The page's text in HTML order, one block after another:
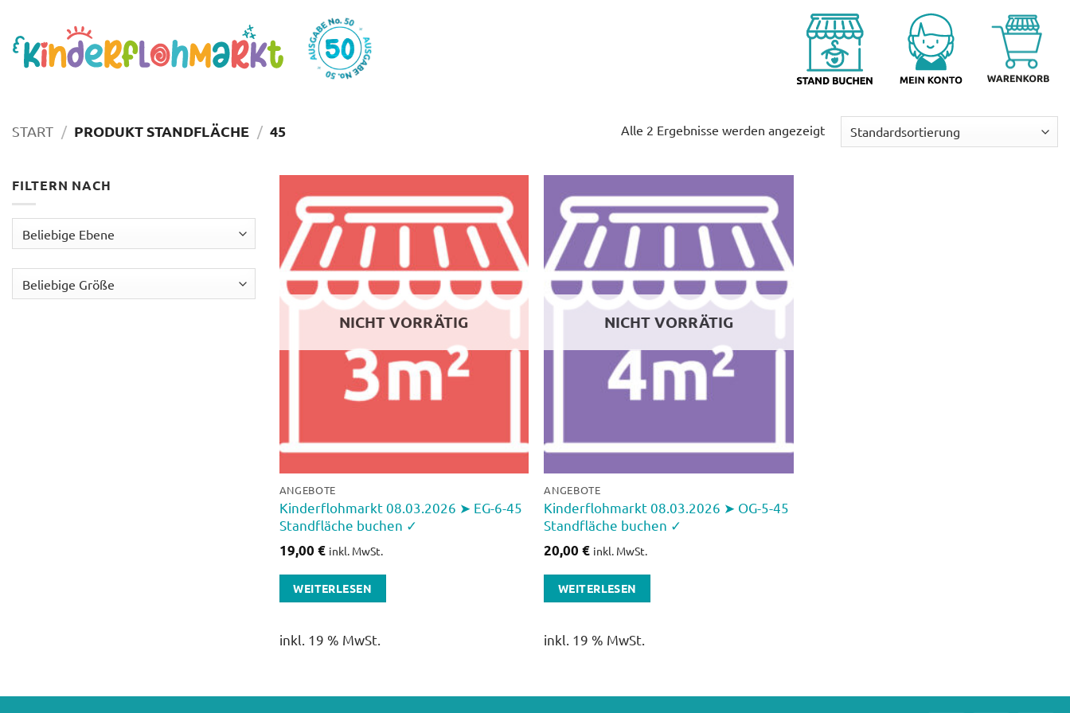
springen
START / PRODUKT STANDFLÄCHE / 45 Alle 2 Ergebnisse werden angezeigt
FILTERN NACH
NICHT VORRÄTIG
ANGEBOTE
Kinderflohmarkt 08.03.2026 ➤ EG-6-45
Standfläche buchen ✓
19,00 € inkl. MwSt.
WEITERLESEN
inkl. 19 % MwSt.
NICHT VORRÄTIG
ANGEBOTE
Kinderflohmarkt 08.03.2026 ➤ OG-5-45
Standfläche buchen ✓
20,00€ inkl. MwSt.
WEITERLESEN
inkl. 19 % MwSt.